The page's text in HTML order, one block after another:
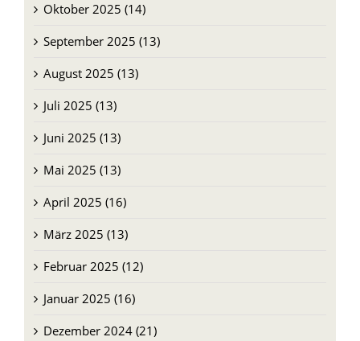
Oktober 2025 (14)
September 2025 (13)
August 2025 (13)
Juli 2025 (13)
Juni 2025 (13)
Mai 2025 (13)
April 2025 (16)
März 2025 (13)
Februar 2025 (12)
Januar 2025 (16)
Dezember 2024 (21)